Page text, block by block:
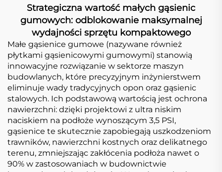
Strategiczna wartość małych gąsienic
gumowych: odblokowanie maksymalnej
wydajności sprzętu kompaktowego
Małe gąsienice gumowe (nazywane również
płytkami gąsienicowymi gumowymi) stanowią
innowacyjne rozwiązanie w sektorze maszyn
budowlanych, które precyzyjnym inżynierstwem
eliminuje wady tradycyjnych opon oraz gąsienic
stalowych. Ich podstawową wartością jest ochrona
nawierzchni: dzięki projektowi z ultra niskim
naciskiem na podłoże wynoszącym 3,5 PSI,
gąsienice te skutecznie zapobiegają uszkodzeniom
trawników, nawierzchni kostnych oraz delikatnego
terenu, zmniejszając zakłócenia podłoża nawet o
90% w zastosowaniach w budownictwie